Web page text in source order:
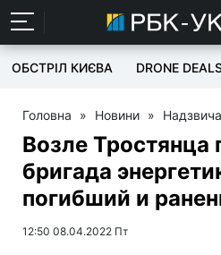
ОБСТРІЛ КИЄВА DRONE
Головна » Новини »
Возле Тростянца
бригада
погибший и
12:50 08.04.2022 Пт